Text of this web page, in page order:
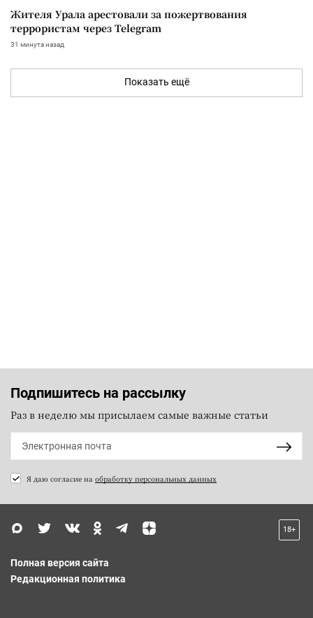
Жителя Урала арестовали за пожертвования
террористам через Telegram
31 минута назад
Показать ещё
Подпишитесь на рассылку
Раз в неделю мы присылаем самые важные статьи
Я даю согласие на обработку персональных данных
18+
Полная версия сайта
Редакционная политика